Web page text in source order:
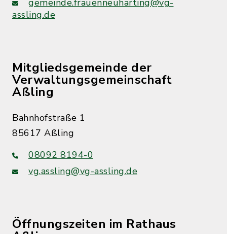
gemeinde.frauenneuharting@vg-
assling.de
Mitgliedsgemeinde der
Verwaltungsgemeinschaft
Aßling
Bahnhofstraße 1
85617 Aßling
08092 8194-0
vg.assling@vg-assling.de
Öffnungszeiten im Rathaus